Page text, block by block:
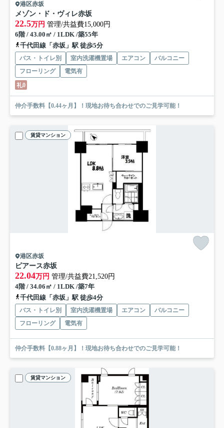
港区赤坂
メゾン・ド・ヴィレ赤坂
22.5万円 管理/共益費15,000円
6階 / 43.00㎡ / 1LDK /築55年
千代田線「赤坂」駅 徒歩5分
バス・トイレ別 室内洗濯機置場 エアコン
バルコニー
フローリング
電気有
礼0
仲介手数料【0.44ヶ月】！現地お待ち合わせでのご見学可能！
賃貸マンション
港区赤坂
ピアース赤坂
22.04万円 管理/共益費21,520円
4階 / 34.06㎡ / 1LDK /築7年
千代田線「赤坂」駅 徒歩4分
バス・トイレ別 室内洗濯機置場 エアコン
バルコニー
フローリング
電気有
仲介手数料【0.88ヶ月】！現地お待ち合わせでのご見学可能！
賃貸マンション